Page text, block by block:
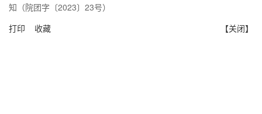
知（院团字〔2023〕23号）
【关闭】
打印 收藏